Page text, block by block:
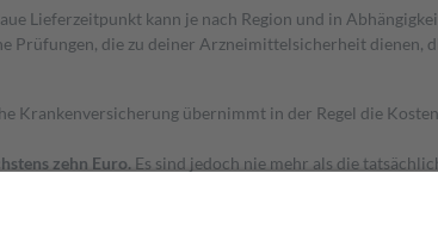
Lieferzeitpunkt kann je nach Region und in
Prüfungen, die zu deiner Arzneimittelsicherheit dienen,
Krankenversicherung übernimmt in der Regel die
zehn Euro. Es sind jedoch nie mehr als die